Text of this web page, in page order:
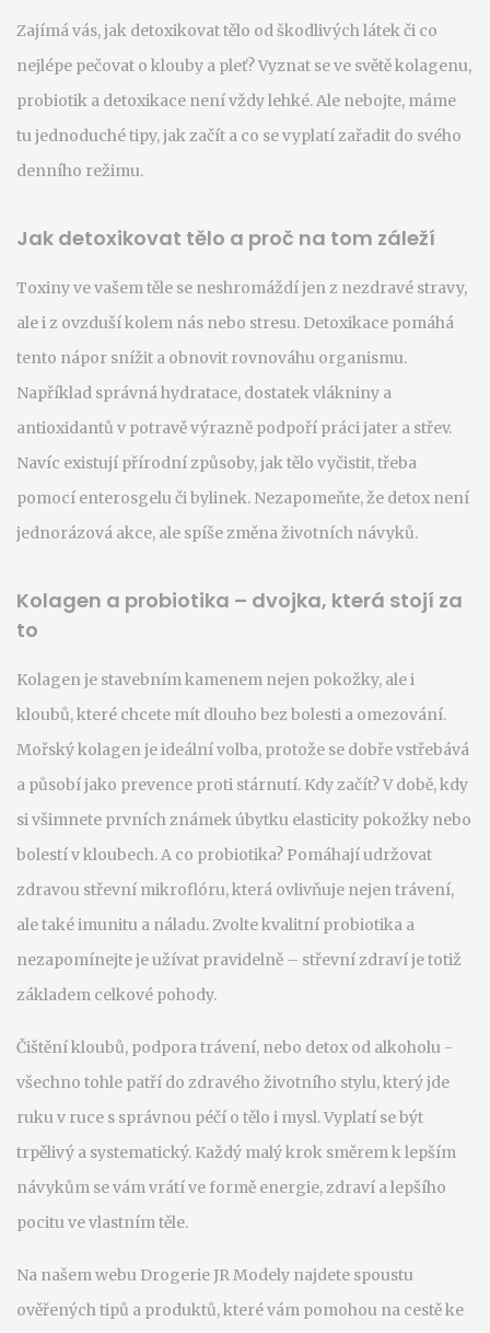
Zajímá vás, jak detoxikovat tělo od škodlivých látek či co
nejlépe pečovat o klouby a pleť? Vyznat se ve světě kolagenu,
probiotik a detoxikace není vždy lehké. Ale nebojte, máme
tu jednoduché tipy, jak začít a co se vyplatí zařadit do svého
denního režimu.
Jak detoxikovat tělo a proč na tom záleží
Toxiny ve vašem těle se neshromáždí jen z nezdravé stravy,
ale i z ovzduší kolem nás nebo stresu. Detoxikace pomáhá
tento nápor snížit a obnovit rovnováhu organismu.
Například správná hydratace, dostatek vlákniny a
antioxidantů v potravě výrazně podpoří práci jater a střev.
Navíc existují přírodní způsoby, jak tělo vyčistit, třeba
pomocí enterosgelu či bylinek. Nezapomeňte, že detox není
jednorázová akce, ale spíše změna životních návyků.
Kolagen a probiotika – dvojka, která stojí za
to
Kolagen je stavebním kamenem nejen pokožky, ale i
kloubů, které chcete mít dlouho bez bolesti a omezování.
Mořský kolagen je ideální volba, protože se dobře vstřebává
a působí jako prevence proti stárnutí. Kdy začít? V době, kdy
si všimnete prvních známek úbytku elasticity pokožky nebo
bolestí v kloubech. A co probiotika? Pomáhají udržovat
zdravou střevní mikroflóru, která ovlivňuje nejen trávení,
ale také imunitu a náladu. Zvolte kvalitní probiotika a
nezapomínejte je užívat pravidelně – střevní zdraví je totiž
základem celkové pohody.
Čištění kloubů, podpora trávení, nebo detox od alkoholu -
všechno tohle patří do zdravého životního stylu, který jde
ruku v ruce s správnou péčí o tělo i mysl. Vyplatí se být
trpělivý a systematický. Každý malý krok směrem k lepším
návykům se vám vrátí ve formě energie, zdraví a lepšího
pocitu ve vlastním těle.
Na našem webu Drogerie JR Modely najdete spoustu
ověřených tipů a produktů, které vám pomohou na cestě ke